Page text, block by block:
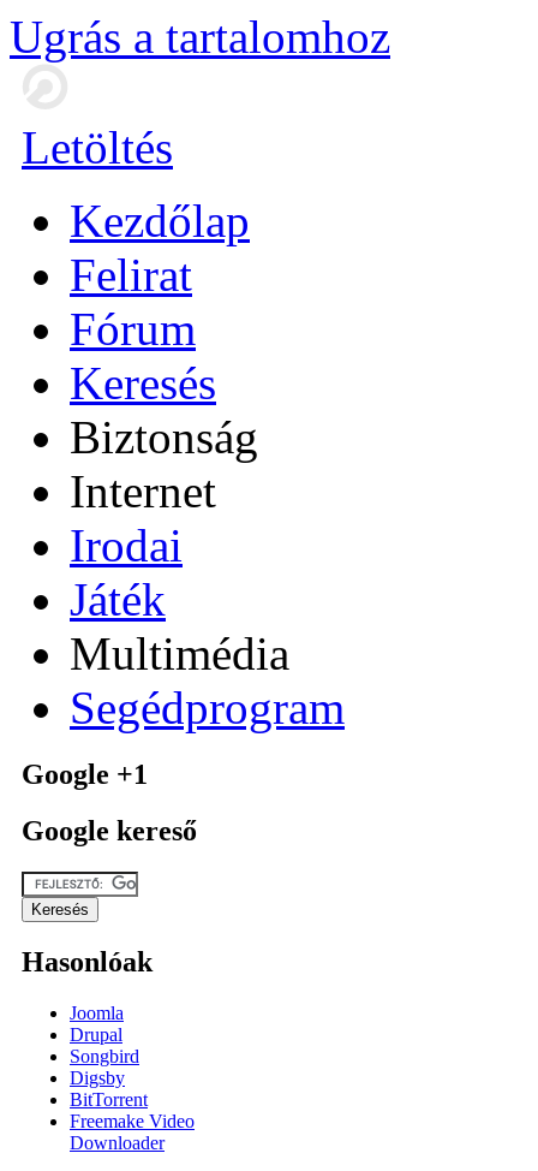
Ugrás a tartalomhoz
Letöltés
Kezdőlap
Felirat
Fórum
Keresés
Biztonság
Internet
Irodai
Játék
Multimédia
Segédprogram
Google +1
Google kereső
Hasonlóak
Joomla
Drupal
Songbird
Digsby
BitTorrent
Freemake Video
Downloader